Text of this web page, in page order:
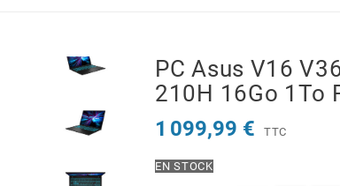
PC Asus V16
210H 16Go 1To
1 099,99 € TTC
EN STOCK